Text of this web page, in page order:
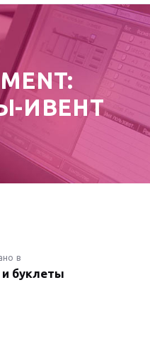
ИВЕНТ
вПредыдущая
запись:
буклеты